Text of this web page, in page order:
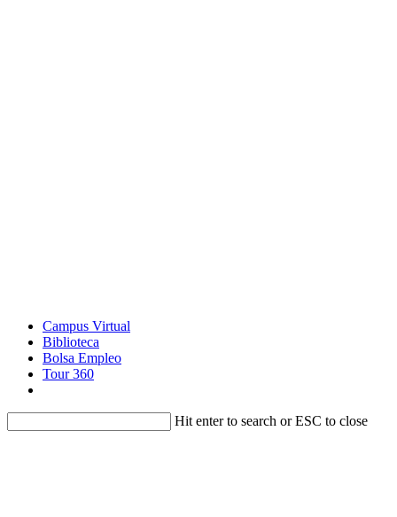
Campus Virtual
Biblioteca
Bolsa Empleo
Tour 360
Hit enter to search or ESC to close